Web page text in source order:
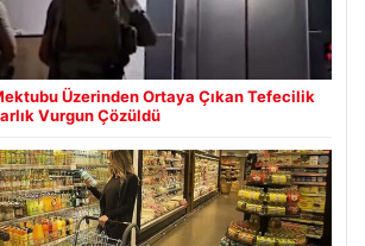
Üzerinden Ortaya Çıkan Tefecilik
Vurgun Çözüldü